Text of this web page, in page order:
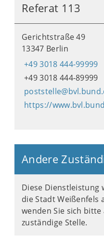
Referat 113
Gerichtstraße 49
13347 Berlin
+49 3018 444-99999
+49 3018 444-89999
https://
Andere
Diese Dienstleistung
die Stadt Weißenfels
wenden Sie sich
zuständige Stelle.